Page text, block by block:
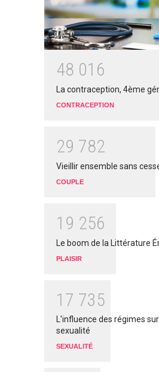
48 01 6
La contraception, 4ème
CONTRACEPTION
29 782
Vieillir ensemble sans
COUPLE
1 9 256
Le boom de la Littérature
PLAISIR
1 7 735
L'influence des régimes
sexualité
SEXUALITÉ